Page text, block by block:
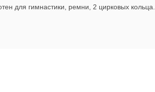
для гимнастики, ремни, 2 цирковых кольца.